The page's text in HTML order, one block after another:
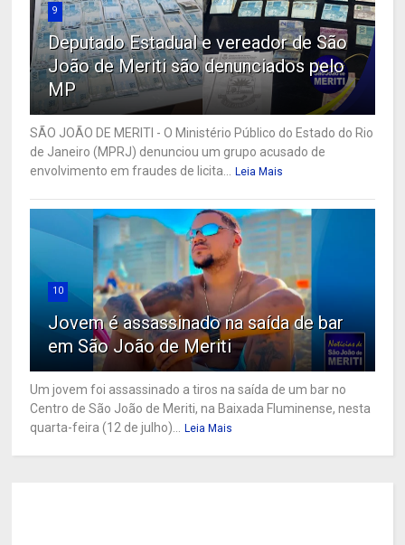
9
Deputado Estadual e vereador de São
João de Meriti são denunciados pelo
MP
SÃO JOÃO DE MERITI - O Ministério Público do Estado do Rio
de Janeiro (MPRJ) denunciou um grupo acusado de
envolvimento em fraudes de licita... Leia Mais
10
Jovem é assassinado na saída de bar
em São João de Meriti
Um jovem foi assassinado a tiros na saída de um bar no
Centro de São João de Meriti, na Baixada Fluminense, nesta
quarta-feira (12 de julho)... Leia Mais